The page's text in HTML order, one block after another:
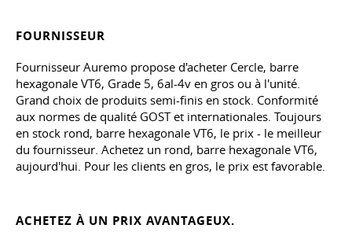
FOURNISSEUR
Fournisseur Auremo propose d'acheter Cercle, barre
hexagonale VT6, Grade 5, 6al-4v en gros ou à l'unité.
Grand choix de produits semi-finis en stock. Conformité
aux normes de qualité GOST et internationales. Toujours
en stock rond, barre hexagonale VT6, le prix - le meilleur
du fournisseur. Achetez un rond, barre hexagonale VT6,
aujourd'hui. Pour les clients en gros, le prix est favorable.
ACHETEZ À UN PRIX AVANTAGEUX.